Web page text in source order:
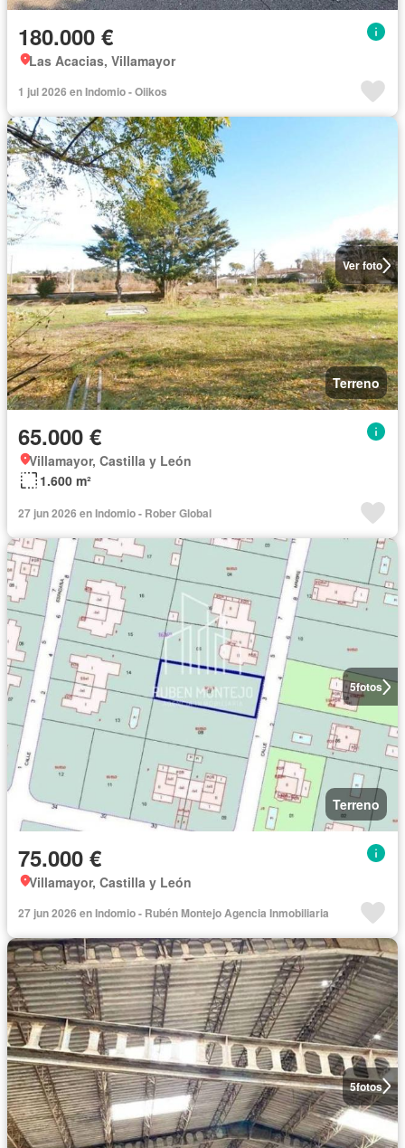
180.000 €
Las Acacias, Villamayor
1 jul 2026 en Indomio - Oiikos
Ver foto
Terreno
65.000 €
Villamayor, Castilla y León
1.600 m²
27 jun 2026 en Indomio - Rober Global
5fotos
Terreno
75.000 €
Villamayor, Castilla y León
27 jun 2026 en Indomio - Rubén Montejo Agencia Inmobiliaria
5fotos